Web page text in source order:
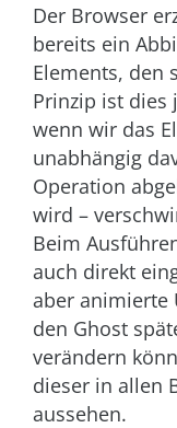
Der Browser
bereits ein
Elements, den
Prinzip ist dies
wenn wir das
unabhängig
Operation
wird –
Beim
auch direkt
aber animierte
den Ghost
verändern
dieser in allen
aussehen.